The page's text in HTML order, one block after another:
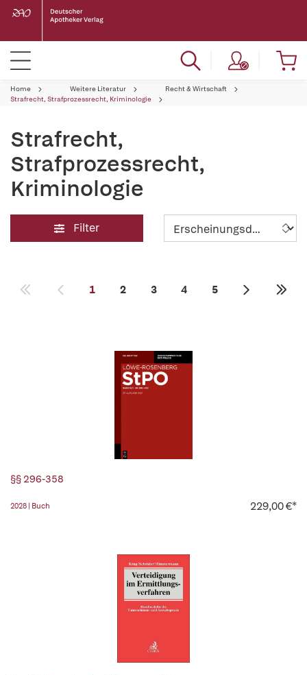
Home Weitere Literatur
Recht & Wirtschaft
Strafrecht, Strafprozessrecht, Kriminologie
Strafrecht,
Strafprozessrecht,
Kriminologie
Filter
1 2 3 4 5
§§ 296-358
2028 | Buch 229,00 €*